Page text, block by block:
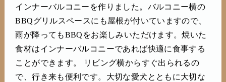
インナーバルコニーを作りました。バルコニー横の
BBQグリルスペースにも屋根が付いていますので、
雨が降ってもBBQをお楽しみいただけます。焼いた
食材はインナーバルコニーであれば快適に食事する
ことができます。 リビング横からすぐ出られるの
で、行き来も便利です。大切な愛犬とともに大切な